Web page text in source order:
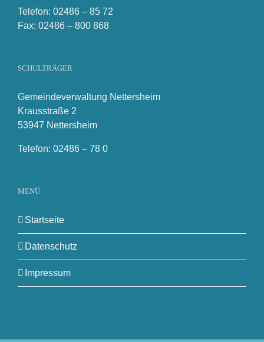
Telefon: 02486 – 85 72
Fax: 02486 – 800 868
SCHULTRÄGER
Gemeindeverwaltung Nettersheim
Krausstraße 2
53947 Nettersheim
Telefon: 02486 – 78 0
MENÜ
Startseite
Datenschutz
Impressum